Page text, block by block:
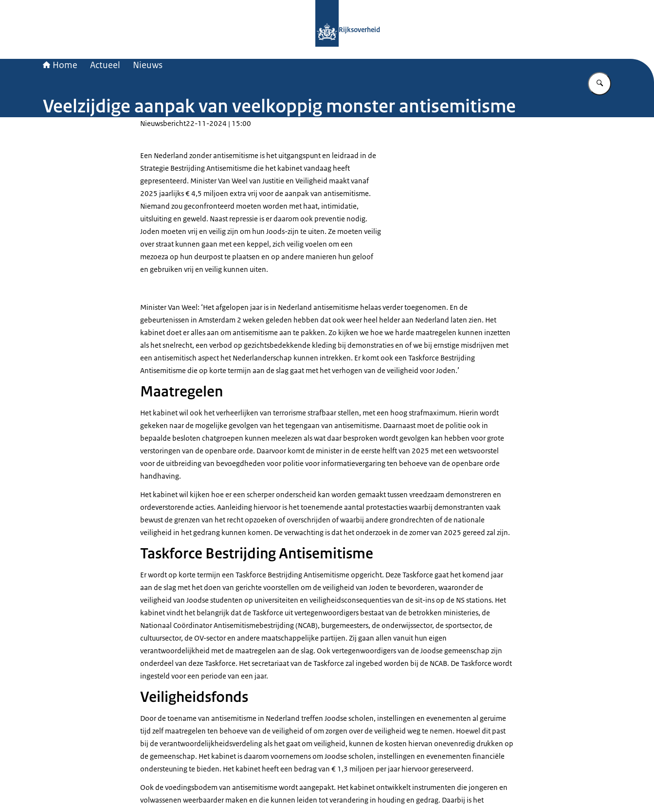
Rijksoverheid
Home Actueel Nieuws
Vul in wat u
Veelzijdige aanpak van veelkoppig monster antisemitisme
Nieuwsbericht22-11-2024 | 15:00
Een Nederland zonder antisemitisme is het uitgangspunt en leidraad in de
Strategie Bestrijding Antisemitisme die het kabinet vandaag heeft
gepresenteerd. Minister Van Weel van Justitie en Veiligheid maakt vanaf
2025 jaarlijks € 4,5 miljoen extra vrij voor de aanpak van antisemitisme.
Niemand zou geconfronteerd moeten worden met haat, intimidatie,
uitsluiting en geweld. Naast repressie is er daarom ook preventie nodig.
Joden moeten vrij en veilig zijn om hun Joods-zijn te uiten. Ze moeten veilig
over straat kunnen gaan met een keppel, zich veilig voelen om een
mezoeza op hun deurpost te plaatsen en op andere manieren hun geloof
en gebruiken vrij en veilig kunnen uiten.
Minister Van Weel: ‘Het afgelopen jaar is in Nederland antisemitisme helaas verder toegenomen. En de
gebeurtenissen in Amsterdam 2 weken geleden hebben dat ook weer heel helder aan Nederland laten zien. Het
kabinet doet er alles aan om antisemitisme aan te pakken. Zo kijken we hoe we harde maatregelen kunnen inzetten
als het snelrecht, een verbod op gezichtsbedekkende kleding bij demonstraties en of we bij ernstige misdrijven met
een antisemitisch aspect het Nederlanderschap kunnen intrekken. Er komt ook een Taskforce Bestrijding
Antisemitisme die op korte termijn aan de slag gaat met het verhogen van de veiligheid voor Joden.’
Maatregelen
Het kabinet wil ook het verheerlijken van terrorisme strafbaar stellen, met een hoog strafmaximum. Hierin wordt
gekeken naar de mogelijke gevolgen van het tegengaan van antisemitisme. Daarnaast moet de politie ook in
bepaalde besloten chatgroepen kunnen meelezen als wat daar besproken wordt gevolgen kan hebben voor grote
verstoringen van de openbare orde. Daarvoor komt de minister in de eerste helft van 2025 met een wetsvoorstel
voor de uitbreiding van bevoegdheden voor politie voor informatievergaring ten behoeve van de openbare orde
handhaving.
Het kabinet wil kijken hoe er een scherper onderscheid kan worden gemaakt tussen vreedzaam demonstreren en
ordeverstorende acties. Aanleiding hiervoor is het toenemende aantal protestacties waarbij demonstranten vaak
bewust de grenzen van het recht opzoeken of overschrijden of waarbij andere grondrechten of de nationale
veiligheid in het gedrang kunnen komen. De verwachting is dat het onderzoek in de zomer van 2025 gereed zal zijn.
Taskforce Bestrijding Antisemitisme
Er wordt op korte termijn een Taskforce Bestrijding Antisemitisme opgericht. Deze Taskforce gaat het komend jaar
aan de slag met het doen van gerichte voorstellen om de veiligheid van Joden te bevorderen, waaronder de
veiligheid van Joodse studenten op universiteiten en veiligheidsconsequenties van de sit-ins op de NS stations. Het
kabinet vindt het belangrijk dat de Taskforce uit vertegenwoordigers bestaat van de betrokken ministeries, de
Nationaal Coördinator Antisemitismebestrijding (NCAB), burgemeesters, de onderwijssector, de sportsector, de
cultuursector, de OV-sector en andere maatschappelijke partijen. Zij gaan allen vanuit hun eigen
verantwoordelijkheid met de maatregelen aan de slag. Ook vertegenwoordigers van de Joodse gemeenschap zijn
onderdeel van deze Taskforce. Het secretariaat van de Taskforce zal ingebed worden bij de NCAB. De Taskforce wordt
ingesteld voor een periode van een jaar.
Veiligheidsfonds
Door de toename van antisemitisme in Nederland treffen Joodse scholen, instellingen en evenementen al geruime
tijd zelf maatregelen ten behoeve van de veiligheid of om zorgen over de veiligheid weg te nemen. Hoewel dit past
bij de verantwoordelijkheidsverdeling als het gaat om veiligheid, kunnen de kosten hiervan onevenredig drukken op
de gemeenschap. Het kabinet is daarom voornemens om Joodse scholen, instellingen en evenementen financiële
ondersteuning te bieden. Het kabinet heeft een bedrag van € 1,3 miljoen per jaar hiervoor gereserveerd.
Ook de voedingsbodem van antisemitisme wordt aangepakt. Het kabinet ontwikkelt instrumenten die jongeren en
volwassenen weerbaarder maken en die kunnen leiden tot verandering in houding en gedrag. Daarbij is het